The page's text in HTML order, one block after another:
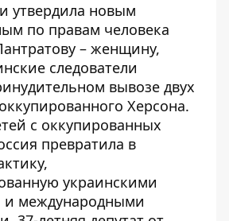
утвердила новым
по правам человека
– женщину,
следователи
вывозе двух
Херсона.
с оккупированных
превратила в
,
украинскими
и международными